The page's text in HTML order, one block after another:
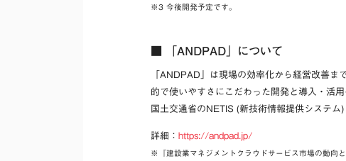
※3 今後開発予定です。
■ 「ANDPAD」について
「ANDPAD」は現場の効率化から経営改善
的で使いやすさにこだわった開発と導入・活
国土交通省のNETIS (新技術情報提供システム
詳細： https://andpad.jp/
※『建設業マネジメントクラウドサービス市場の動向